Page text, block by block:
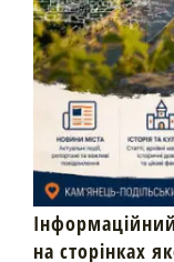
на сторінках